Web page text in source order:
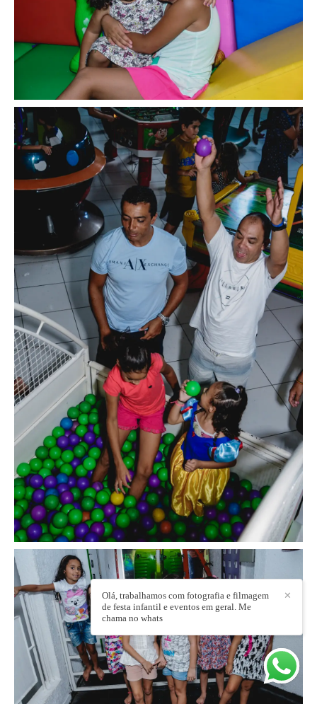
✕
Olá, trabalhamos com fotografia e filmagem
de festa infantil e eventos em geral. Me
chama no whats